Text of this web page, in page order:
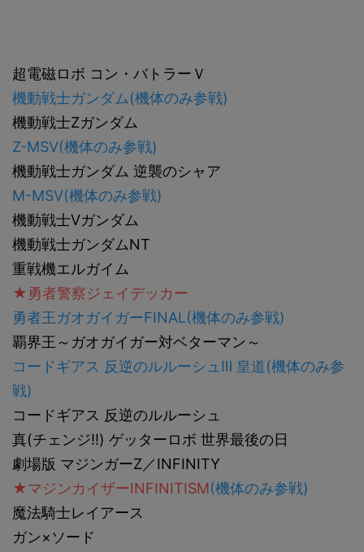
超電磁ロボ コン・バトラーＶ
機動戦士ガンダム(機体のみ参戦)
機動戦士Zガンダム
Z-MSV(機体のみ参戦)
機動戦士ガンダム 逆襲のシャア
M-MSV(機体のみ参戦)
機動戦士Vガンダム
機動戦士ガンダムNT
重戦機エルガイム
★勇者警察ジェイデッカー
勇者王ガオガイガーFINAL(機体のみ参戦)
覇界王～ガオガイガー対ベターマン～
コードギアス 反逆のルルーシュⅢ 皇道(機体のみ参
戦)
コードギアス 反逆のルルーシュ
真(チェンジ!!) ゲッターロボ 世界最後の日
劇場版 マジンガーZ／INFINITY
★マジンカイザーINFINITISM(機体のみ参戦)
魔法騎士レイアース
ガン×ソード